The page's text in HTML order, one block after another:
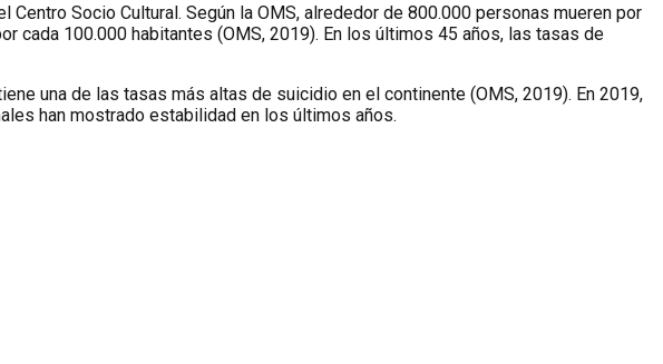
Socio Cultural. Según la OMS, alrededor de 800.000 personas mueren por
cada 100.000 habitantes (OMS, 2019). En los últimos 45 años, las tasas de
una de las tasas más altas de suicidio en el continente (OMS, 2019). En 2019,
han mostrado estabilidad en los últimos años.